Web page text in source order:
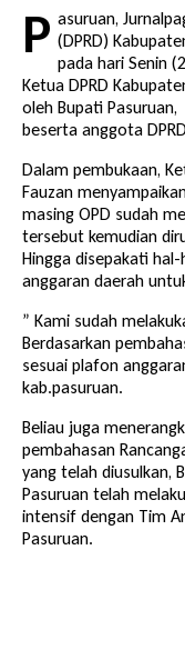
P asuruan,
(DPRD)
pada hari Senin
Ketua DPRD
oleh Bupati
beserta anggota
Dalam pembukaan,
Fauzan
masing OPD sudah
tersebut kemudian
Hingga disepakati
anggaran daerah
” Kami sudah
Berdasarkan
sesuai plafon
kab.pasuruan.
Beliau juga
pembahasan
yang telah diusulkan,
Pasuruan telah
intensif dengan Tim
Pasuruan.